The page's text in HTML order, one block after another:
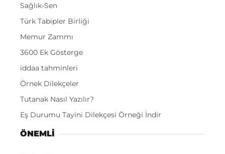
Sağlık-Sen
Türk Tabipler Birliği
Memur Zammı
3600 Ek Gösterge
iddaa tahminleri
Örnek Dilekçeler
Tutanak Nasıl Yazılır?
Eş Durumu Tayini Dilekçesi Örneği İndir
ÖNEMLI